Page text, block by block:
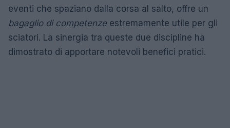
eventi che spaziano dalla corsa al salto, offre un
bagaglio di competenzeestremamente utile per gli
sciatori. La sinergia tra queste due discipline ha
dimostrato di apportare notevoli benefici pratici.